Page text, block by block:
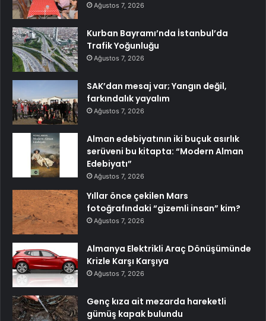
Ağustos 7, 2026
Kurban Bayramı’nda İstanbul’da
Trafik Yoğunluğu
Ağustos 7, 2026
SAK’dan mesaj var; Yangın değil,
farkındalık yayalım
Ağustos 7, 2026
Alman edebiyatının iki buçuk asırlık
serüveni bu kitapta: “Modern Alman
Edebiyatı”
Ağustos 7, 2026
Yıllar önce çekilen Mars
fotoğrafındaki “gizemli insan” kim?
Ağustos 7, 2026
Almanya Elektrikli Araç Dönüşümünde
Krizle Karşı Karşıya
Ağustos 7, 2026
Genç kıza ait mezarda hareketli
gümüş kapak bulundu